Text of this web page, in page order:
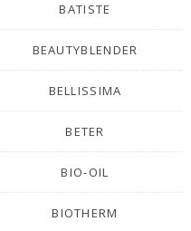
BATISTE
BEAUTYBLENDER
BELLISSIMA
BETER
BIO-OIL
BIOTHERM